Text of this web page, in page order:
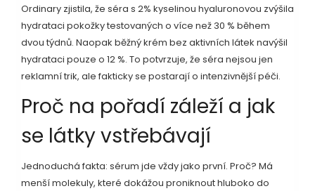
Ordinary zjistila, že séra s 2% kyselinou hyaluronovou zvýšila
hydrataci pokožky testovaných o více než 30 % během
dvou týdnů. Naopak běžný krém bez aktivních látek navýšil
hydrataci pouze o 12 %. To potvrzuje, že séra nejsou jen
reklamní trik, ale fakticky se postarají o intenzivnější péči.
Proč na pořadí záleží a jak
se látky vstřebávají
Jednoduchá fakta: sérum jde vždy jako první. Proč? Má
menší molekuly, které dokážou proniknout hluboko do